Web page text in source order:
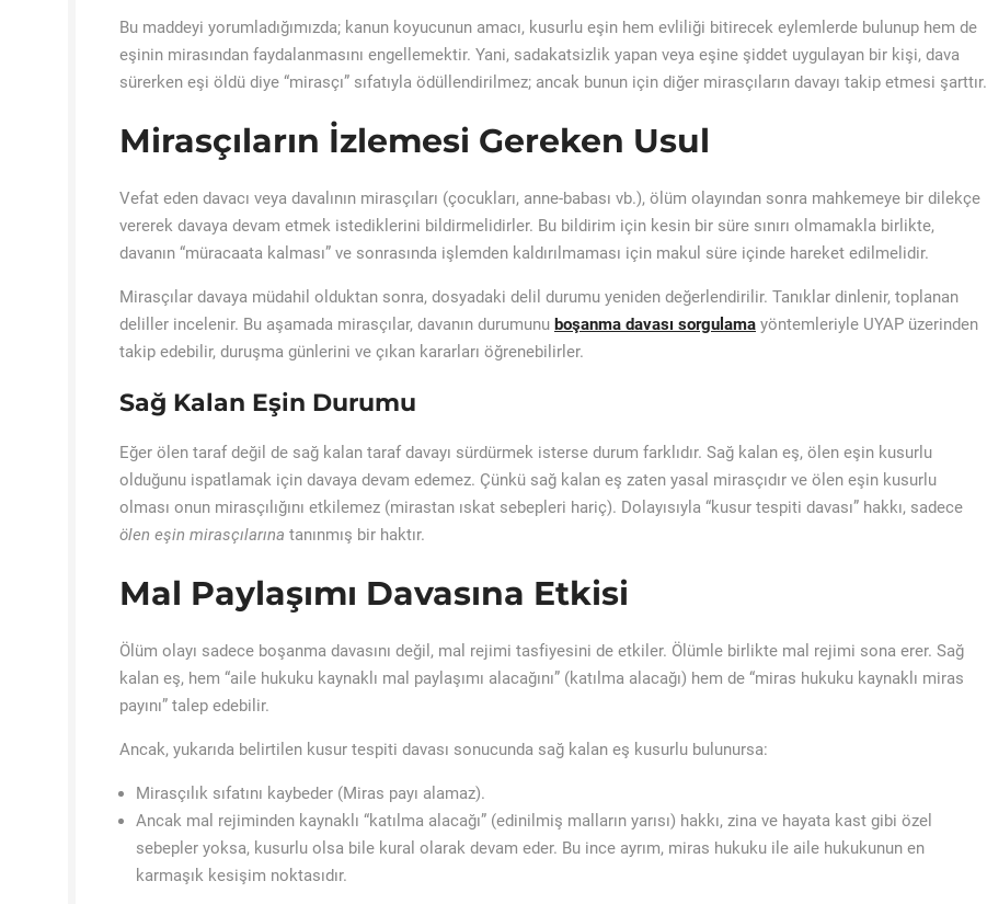
Bu maddeyi yorumladığımızda; kanun koyucunun amacı, kusurlu eşin hem evliliği bitirecek eylemlerde bulunup hem de
eşinin mirasından faydalanmasını engellemektir. Yani, sadakatsizlik yapan veya eşine şiddet uygulayan bir kişi, dava
sürerken eşi öldü diye “mirasçı” sıfatıyla ödüllendirilmez; ancak bunun için diğer mirasçıların davayı takip etmesi şarttır.
Mirasçıların İzlemesi Gereken Usul
Vefat eden davacı veya davalının mirasçıları (çocukları, anne-babası vb.), ölüm olayından sonra mahkemeye bir dilekçe
vererek davaya devam etmek istediklerini bildirmelidirler. Bu bildirim için kesin bir süre sınırı olmamakla birlikte,
davanın “müracaata kalması” ve sonrasında işlemden kaldırılmaması için makul süre içinde hareket edilmelidir.
Mirasçılar davaya müdahil olduktan sonra, dosyadaki delil durumu yeniden değerlendirilir. Tanıklar dinlenir, toplanan
deliller incelenir. Bu aşamada mirasçılar, davanın durumunu boşanma davası sorgulama yöntemleriyle UYAP üzerinden
takip edebilir, duruşma günlerini ve çıkan kararları öğrenebilirler.
Sağ Kalan Eşin Durumu
Eğer ölen taraf değil de sağ kalan taraf davayı sürdürmek isterse durum farklıdır. Sağ kalan eş, ölen eşin kusurlu
olduğunu ispatlamak için davaya devam edemez. Çünkü sağ kalan eş zaten yasal mirasçıdır ve ölen eşin kusurlu
olması onun mirasçılığını etkilemez (mirastan ıskat sebepleri hariç). Dolayısıyla “kusur tespiti davası” hakkı, sadece
ölen eşin mirasçılarına tanınmış bir haktır.
Mal Paylaşımı Davasına Etkisi
Ölüm olayı sadece boşanma davasını değil, mal rejimi tasfiyesini de etkiler. Ölümle birlikte mal rejimi sona erer. Sağ
kalan eş, hem “aile hukuku kaynaklı mal paylaşımı alacağını” (katılma alacağı) hem de “miras hukuku kaynaklı miras
payını” talep edebilir.
Ancak, yukarıda belirtilen kusur tespiti davası sonucunda sağ kalan eş kusurlu bulunursa:
Mirasçılık sıfatını kaybeder (Miras payı alamaz).
Ancak mal rejiminden kaynaklı “katılma alacağı” (edinilmiş malların yarısı) hakkı, zina ve hayata kast gibi özel
sebepler yoksa, kusurlu olsa bile kural olarak devam eder. Bu ince ayrım, miras hukuku ile aile hukukunun en
karmaşık kesişim noktasıdır.